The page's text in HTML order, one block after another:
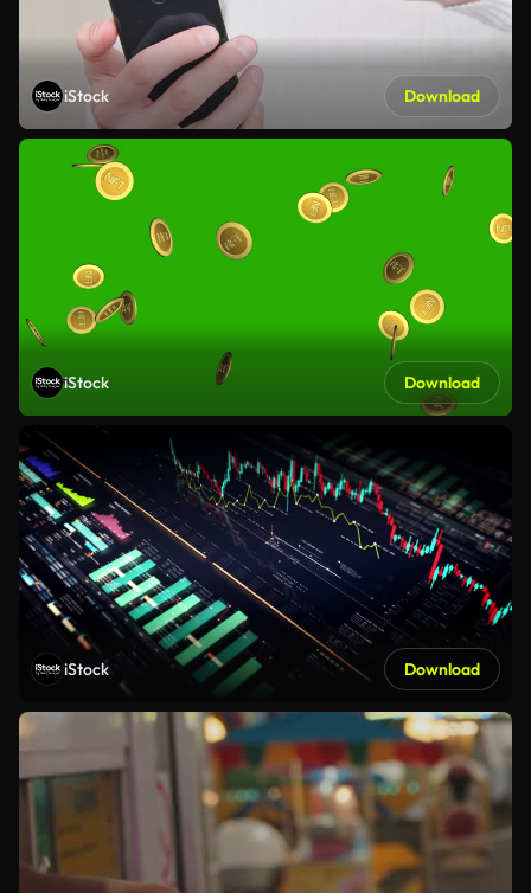
iStock Download
iStock Download
iStock Download